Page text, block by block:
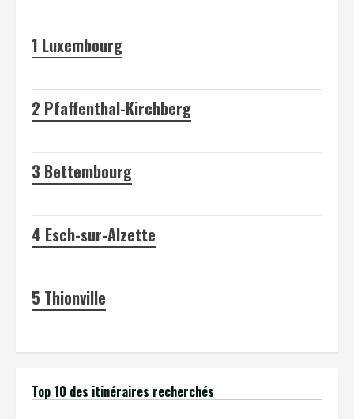
1 Luxembourg
2 Pfaffenthal-Kirchberg
3 Bettembourg
4 Esch-sur-Alzette
5 Thionville
Top 10 des itinéraires recherchés